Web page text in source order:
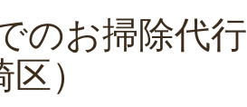
のお掃除代行
）